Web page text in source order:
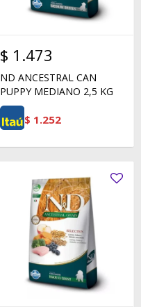
$ 1.473
ND ANCESTRAL CAN
PUPPY MEDIANO 2,5 KG
$ 1.252